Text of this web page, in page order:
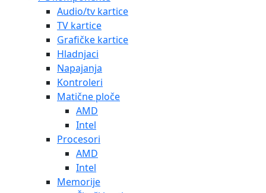
Audio/tv kartice
TV kartice
Grafičke kartice
Hladnjaci
Napajanja
Kontroleri
Matične ploče
AMD
Intel
Procesori
AMD
Intel
Memorije